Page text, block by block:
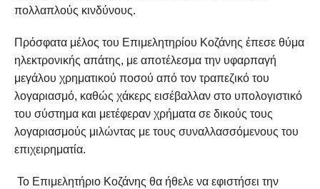
πολλαπλούς κινδύνους.
Πρόσφατα μέλος του Επιμελητηρίου Κοζάνης έπεσε θύμα
ηλεκτρονικής απάτης, με αποτέλεσμα την υφαρπαγή
μεγάλου χρηματικού ποσού από τον τραπεζικό του
λογαριασμό, καθώς χάκερς εισέβαλλαν στο υπολογιστικό
του σύστημα και μετέφεραν χρήματα σε δικούς τους
λογαριασμούς μιλώντας με τους συναλλασσόμενους του
επιχειρηματία.
Το Επιμελητήριο Κοζάνης θα ήθελε να εφιστήσει την